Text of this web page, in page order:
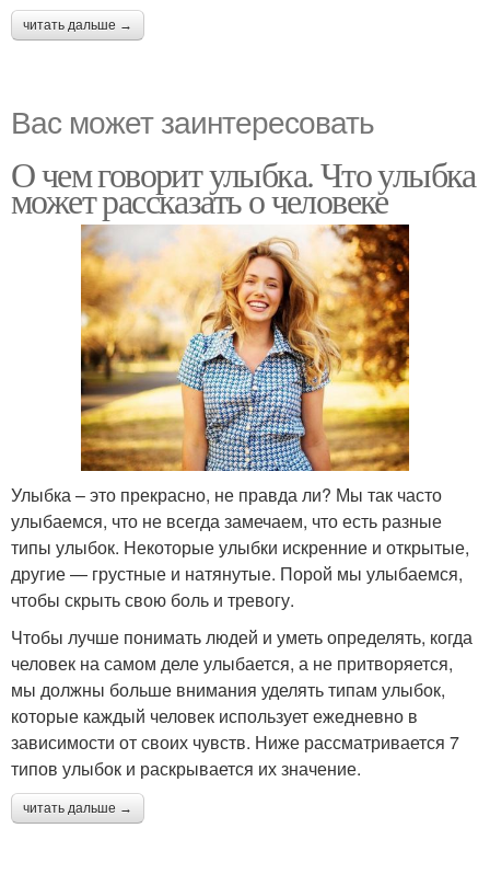
читать дальше →
Вас может заинтересовать
О чем говорит улыбка. Что улыбка
может рассказать о человеке
Улыбка – это прекрасно, не правда ли? Мы так часто
улыбаемся, что не всегда замечаем, что есть разные
типы улыбок. Некоторые улыбки искренние и открытые,
другие — грустные и натянутые. Порой мы улыбаемся,
чтобы скрыть свою боль и тревогу.
Чтобы лучше понимать людей и уметь определять, когда
человек на самом деле улыбается, а не притворяется,
мы должны больше внимания уделять типам улыбок,
которые каждый человек использует ежедневно в
зависимости от своих чувств. Ниже рассматривается 7
типов улыбок и раскрывается их значение.
читать дальше →